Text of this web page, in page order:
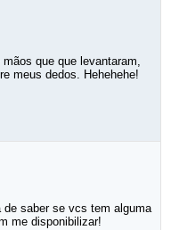
que que levantaram,
meus dedos. Hehehehe!
saber se vcs tem alguma
me disponibilizar!